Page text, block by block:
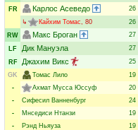
FR
Карлос Асеведо 26
↳
Кайхим Томас, 80 26
RW
Макс Броган 27
LF
Дик Мануэла 27
RF
Джахим Викс 25
GK
Томас Лило 19
-
Ахмат Мусса Юссуф 20
-
Сифесил Ванненбург 24
-
Мнседиси Нтанзи 19
-
Рэнд Ньяуза 19